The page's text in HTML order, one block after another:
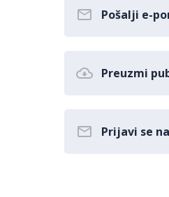
Pošalji e-
Preuzmi
Prijavi se